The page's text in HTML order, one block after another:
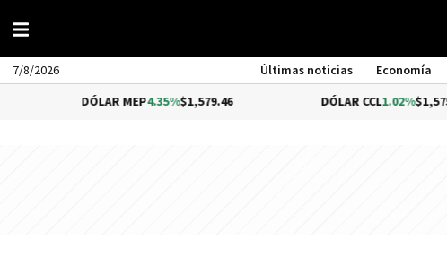
7/8/2026 Últimas noticias Economía
DÓLAR MEP4.35%$1,579.46 DÓLAR CCL1.02%$1,575.53